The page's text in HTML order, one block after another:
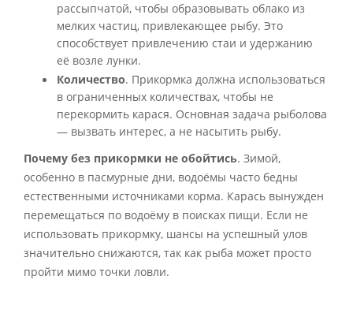
рассыпчатой, чтобы образовывать облако из
мелких частиц, привлекающее рыбу. Это
способствует привлечению стаи и удержанию
её возле лунки.
Количество. Прикормка должна использоваться
в ограниченных количествах, чтобы не
перекормить карася. Основная задача рыболова
— вызвать интерес, а не насытить рыбу.
Почему без прикормки не обойтись. Зимой,
особенно в пасмурные дни, водоёмы часто бедны
естественными источниками корма. Карась вынужден
перемещаться по водоёму в поисках пищи. Если не
использовать прикормку, шансы на успешный улов
значительно снижаются, так как рыба может просто
пройти мимо точки ловли.